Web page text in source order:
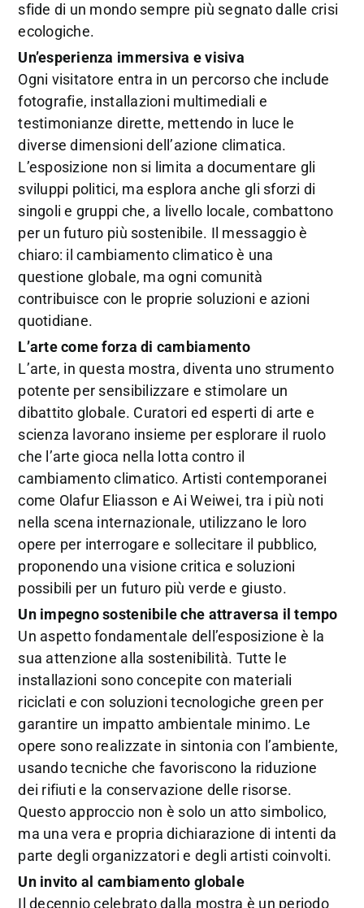
sfide di un mondo sempre più segnato dalle crisi
ecologiche.
Un’esperienza immersiva e visiva
Ogni visitatore entra in un percorso che include
fotografie, installazioni multimediali e
testimonianze dirette, mettendo in luce le
diverse dimensioni dell’azione climatica.
L’esposizione non si limita a documentare gli
sviluppi politici, ma esplora anche gli sforzi di
singoli e gruppi che, a livello locale, combattono
per un futuro più sostenibile. Il messaggio è
chiaro: il cambiamento climatico è una
questione globale, ma ogni comunità
contribuisce con le proprie soluzioni e azioni
quotidiane.
L’arte come forza di cambiamento
L’arte, in questa mostra, diventa uno strumento
potente per sensibilizzare e stimolare un
dibattito globale. Curatori ed esperti di arte e
scienza lavorano insieme per esplorare il ruolo
che l’arte gioca nella lotta contro il
cambiamento climatico. Artisti contemporanei
come Olafur Eliasson e Ai Weiwei, tra i più noti
nella scena internazionale, utilizzano le loro
opere per interrogare e sollecitare il pubblico,
proponendo una visione critica e soluzioni
possibili per un futuro più verde e giusto.
Un impegno sostenibile che attraversa il tempo
Un aspetto fondamentale dell’esposizione è la
sua attenzione alla sostenibilità. Tutte le
installazioni sono concepite con materiali
riciclati e con soluzioni tecnologiche green per
garantire un impatto ambientale minimo. Le
opere sono realizzate in sintonia con l’ambiente,
usando tecniche che favoriscono la riduzione
dei rifiuti e la conservazione delle risorse.
Questo approccio non è solo un atto simbolico,
ma una vera e propria dichiarazione di intenti da
parte degli organizzatori e degli artisti coinvolti.
Un invito al cambiamento globale
Il decennio celebrato dalla mostra è un periodo